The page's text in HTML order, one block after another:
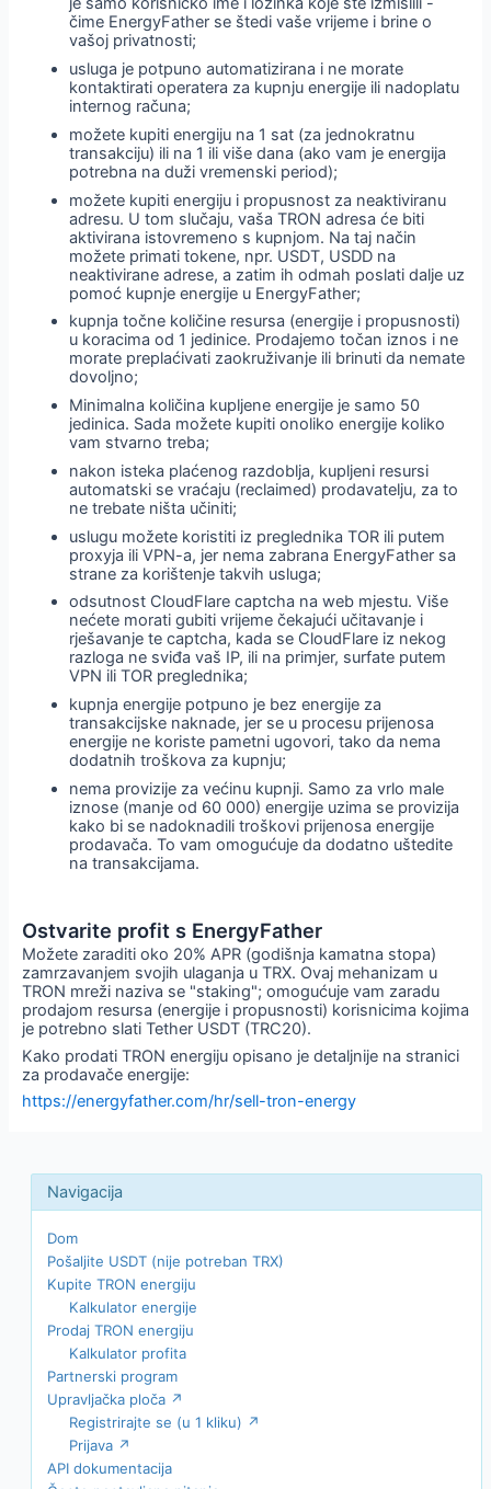
čime EnergyFather se štedi vaše vrijeme i brine o
vašoj privatnosti;
usluga je potpuno automatizirana i ne morate
kontaktirati operatera za kupnju energije ili nadoplatu
internog računa;
možete kupiti energiju na 1 sat (za jednokratnu
transakciju) ili na 1 ili više dana (ako vam je energija
potrebna na duži vremenski period);
možete kupiti energiju i propusnost za neaktiviranu
adresu. U tom slučaju, vaša TRON adresa će biti
aktivirana istovremeno s kupnjom. Na taj način
možete primati tokene, npr. USDT, USDD na
neaktivirane adrese, a zatim ih odmah poslati dalje uz
pomoć kupnje energije u EnergyFather;
kupnja točne količine resursa (energije i propusnosti)
u koracima od 1 jedinice. Prodajemo točan iznos i ne
morate preplaćivati zaokruživanje ili brinuti da nemate
dovoljno;
Minimalna količina kupljene energije je samo 50
jedinica. Sada možete kupiti onoliko energije koliko
vam stvarno treba;
nakon isteka plaćenog razdoblja, kupljeni resursi
automatski se vraćaju (reclaimed) prodavatelju, za to
ne trebate ništa učiniti;
uslugu možete koristiti iz preglednika TOR ili putem
proxyja ili VPN-a, jer nema zabrana EnergyFather sa
strane za korištenje takvih usluga;
odsutnost CloudFlare captcha na web mjestu. Više
nećete morati gubiti vrijeme čekajući učitavanje i
rješavanje te captcha, kada se CloudFlare iz nekog
razloga ne sviđa vaš IP, ili na primjer, surfate putem
VPN ili TOR preglednika;
kupnja energije potpuno je bez energije za
transakcijske naknade, jer se u procesu prijenosa
energije ne koriste pametni ugovori, tako da nema
dodatnih troškova za kupnju;
nema provizije za većinu kupnji. Samo za vrlo male
iznose (manje od 60 000) energije uzima se provizija
kako bi se nadoknadili troškovi prijenosa energije
prodavača. To vam omogućuje da dodatno uštedite
na transakcijama.
Ostvarite profit s EnergyFather
Možete zaraditi oko 20% APR (godišnja kamatna stopa)
zamrzavanjem svojih ulaganja u TRX. Ovaj mehanizam u
TRON mreži naziva se "staking"; omogućuje vam zaradu
prodajom resursa (energije i propusnosti) korisnicima kojima
je potrebno slati Tether USDT (TRC20).
Kako prodati TRON energiju opisano je detaljnije na stranici
za prodavače energije:
https://energyfather.com/hr/sell-tron-energy
Dom
Pošaljite USDT (nije potreban TRX)
Kupite TRON energiju
Kalkulator energije
Prodaj TRON energiju
Kalkulator profita
Partnerski program
Upravljačka ploča ↗
Registrirajte se (u 1 kliku) ↗
Prijava ↗
API dokumentacija